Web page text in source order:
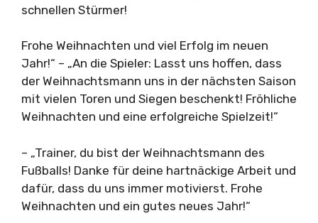
schnellen Stürmer!
Frohe Weihnachten und viel Erfolg im neuen
Jahr!“ – „An die Spieler: Lasst uns hoffen, dass
der Weihnachtsmann uns in der nächsten Saison
mit vielen Toren und Siegen beschenkt! Fröhliche
Weihnachten und eine erfolgreiche Spielzeit!“
– „Trainer, du bist der Weihnachtsmann des
Fußballs! Danke für deine hartnäckige Arbeit und
dafür, dass du uns immer motivierst. Frohe
Weihnachten und ein gutes neues Jahr!“